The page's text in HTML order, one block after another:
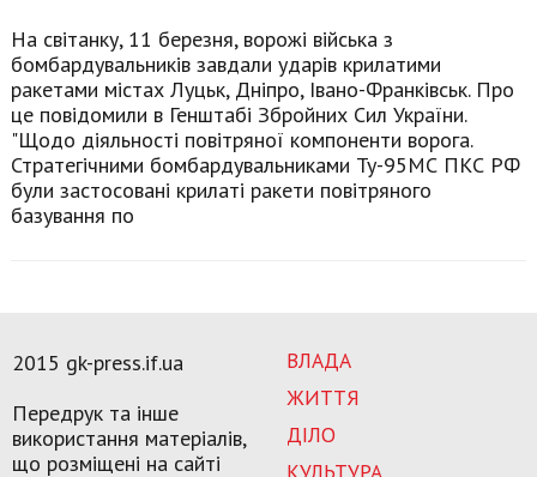
На світанку, 11 березня, ворожі війська з
бомбардувальників завдали ударів крилатими
ракетами містах Луцьк, Дніпро, Івано-Франківськ. Про
це повідомили в Генштабі Збройних Сил України.
"Щодо діяльності повітряної компоненти ворога.
Стратегічними бомбардувальниками Ту-95МС ПКС РФ
були застосовані крилаті ракети повітряного
базування по
ВЛАДА
ЖИТТЯ
ДІЛО
КУЛЬТУРА
2015 gk-press.if.ua
Передрук та інше
використання матеріалів,
що розміщені на сайті